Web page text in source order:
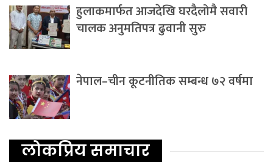
हुलाकमार्फत आजदेखि घरदैलोमै सवारी
चालक अनुमतिपत्र ढुवानी सुरु
नेपाल–चीन कूटनीतिक सम्बन्ध ७२ वर्षमा
लोकप्रिय समाचार